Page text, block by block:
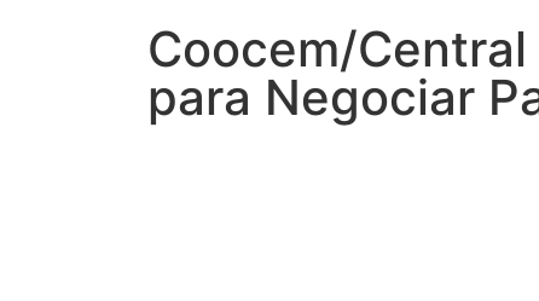
Coocem/
para Negociar